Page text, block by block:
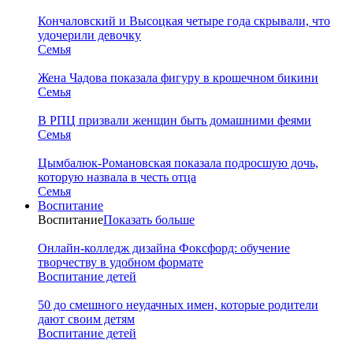
Кончаловский и Высоцкая четыре года скрывали, что
удочерили девочку
Семья
Жена Чадова показала фигуру в крошечном бикини
Семья
В РПЦ призвали женщин быть домашними феями
Семья
Цымбалюк-Романовская показала подросшую дочь,
которую назвала в честь отца
Семья
Воспитание
ВоспитаниеПоказать больше
Онлайн-колледж дизайна Фоксфорд: обучение
творчеству в удобном формате
Воспитание детей
50 до смешного неудачных имен, которые родители
дают своим детям
Воспитание детей